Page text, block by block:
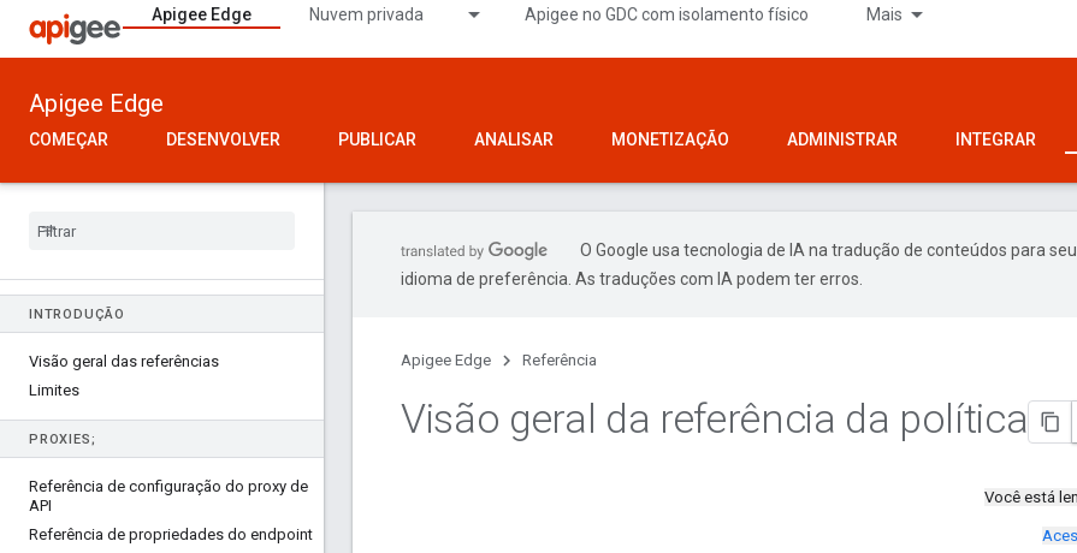
Apigee Edge Nuvem privada Apigee no GDC com isolamento físico Mais
Apigee Edge
COMEÇAR DESENVOLVER PUBLICAR ANALISAR MONETIZAÇÃO ADMINISTRAR INTEGRAR
INTRODUÇÃO
Visão geral das referências
Limites
PROXIES;
Referência de configuração do proxy de
API
Referência de propriedades do endpoint
O Google usa tecnologia de IA na tradução de conteúdos para seu
idioma de preferência. As traduções com IA podem ter erros.
Apigee Edge Referência
Visão geral da referência da política
Você está